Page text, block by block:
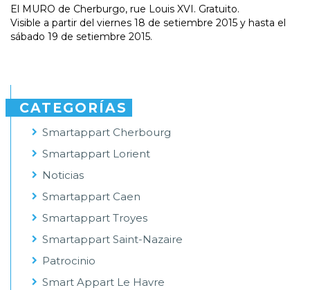
El MURO de Cherburgo, rue Louis XVI. Gratuito.
Visible a partir del viernes 18 de setiembre 2015 y hasta el
sábado 19 de setiembre 2015.
CATEGORÍAS
Smartappart Cherbourg
Smartappart Lorient
Noticias
Smartappart Caen
Smartappart Troyes
Smartappart Saint-Nazaire
Patrocinio
Smart Appart Le Havre